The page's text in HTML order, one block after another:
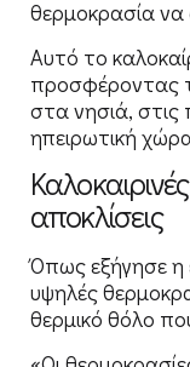
θερμοκρασία να
Αυτό το
προσφέροντας
στα νησιά, στις
ηπειρωτική
αποκλίσεις
Όπως εξήγησε η
υψηλές
θερμικό θόλο